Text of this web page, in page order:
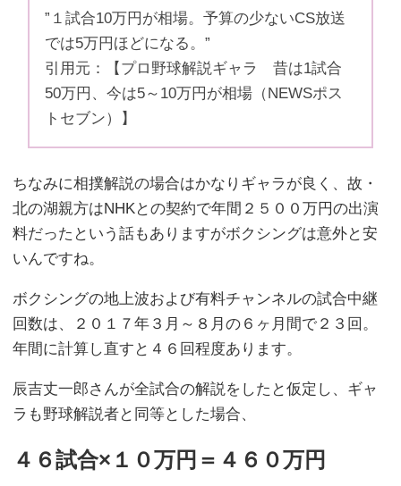
”１試合10万円が相場。予算の少ないCS放送
では5万円ほどになる。”
引用元：【プロ野球解説ギャラ 昔は1試合
50万円、今は5～10万円が相場（NEWSポス
トセブン）】
ちなみに相撲解説の場合はかなりギャラが良く、故・
北の湖親方はNHKとの契約で年間２５００万円の出演
料だったという話もありますがボクシングは意外と安
いんですね。
ボクシングの地上波および有料チャンネルの試合中継
回数は、２０１７年３月～８月の６ヶ月間で２３回。
年間に計算し直すと４６回程度あります。
辰吉丈一郎さんが全試合の解説をしたと仮定し、ギャ
ラも野球解説者と同等とした場合、
４６試合×１０万円＝４６０万円